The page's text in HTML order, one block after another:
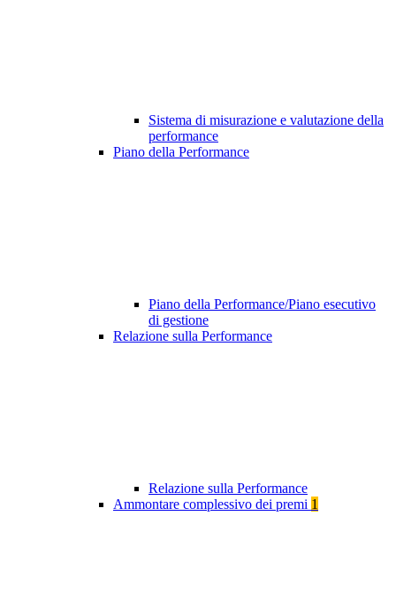
Sistema di misurazione e valutazione della
performance
Piano della Performance
Piano della Performance/Piano esecutivo
di gestione
Relazione sulla Performance
Relazione sulla Performance
Ammontare complessivo dei premi 1